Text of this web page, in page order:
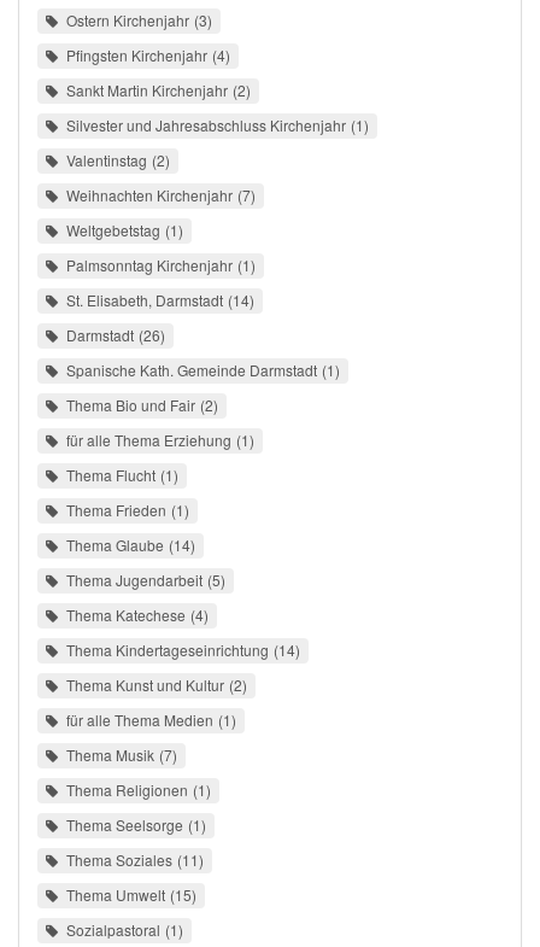
Ostern Kirchenjahr 3
Pfingsten Kirchenjahr 4
Sankt Martin Kirchenjahr 2
Silvester und Jahresabschluss Kirchenjahr 1
Valentinstag 2
Weihnachten Kirchenjahr 7
Weltgebetstag 1
Palmsonntag Kirchenjahr 1
St. Elisabeth, Darmstadt 14
Darmstadt 26
Spanische Kath. Gemeinde Darmstadt 1
Thema Bio und Fair 2
für alle Thema Erziehung 1
Thema Flucht 1
Thema Frieden 1
Thema Glaube 14
Thema Jugendarbeit 5
Thema Katechese 4
Thema Kindertageseinrichtung 14
Thema Kunst und Kultur 2
für alle Thema Medien 1
Thema Musik 7
Thema Religionen 1
Thema Seelsorge 1
Thema Soziales 11
Thema Umwelt 15
Sozialpastoral 1